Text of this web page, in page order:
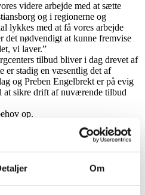
Om
videre arbejde med at sætte
og i regionerne og
lykkes med at få vores arbejde
det nødvendigt at kunne fremvise
vi laver.”
tilbud bliver i dag drevet af
er stadig en væsentlig det af
og Preben Engelbrekt er på evig
at sikre drift af nuværende tilbud
op.
deres børn af hos os, og gik selv
dem igen med en forventning om, at
tilgang, at sorg rammer hele
ind til en samtale og så kommer
helstøbt måde at gå til